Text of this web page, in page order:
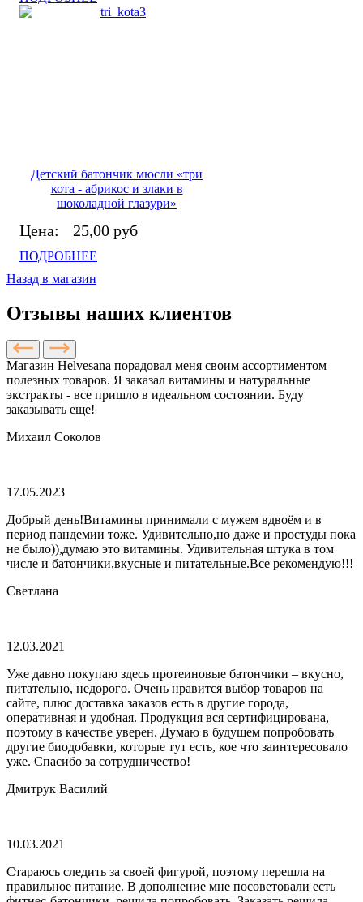
Детский батончик мюсли «три
кота - абрикос и злаки в
шоколадной глазури»
Цена: 25,00 руб
ПОДРОБНЕЕ
Назад в магазин
Отзывы наших клиентов
Магазин Helvesana порадовал меня своим ассортиментом
полезных товаров. Я заказал витамины и натуральные
экстракты - все пришло в идеальном состоянии. Буду
заказывать еще!
Михаил Соколов
17.05.2023
Добрый день!Витамины принимали с мужем вдвоём и в
период пандемии тоже. Удивительно,но даже и простуды пока
не было)),думаю это витамины. Удивительная штука в том
числе и батончики,вкусные и питательные.Все рекомендую!!!
Светлана
12.03.2021
Уже давно покупаю здесь протеиновые батончики – вкусно,
питательно, недорого. Очень нравится выбор товаров на
сайте, плюс доставка заказов есть в другие города,
оперативная и удобная. Продукция вся сертифицирована,
поэтому в качестве уверен. Думаю в будущем попробовать
другие биодобавки, которые тут есть, кое что заинтересовало
уже. Спасибо за сотрудничество!
Дмитрук Василий
10.03.2021
Стараюсь следить за своей фигурой, поэтому перешла на
правильное питание. В дополнение мне посоветовали есть